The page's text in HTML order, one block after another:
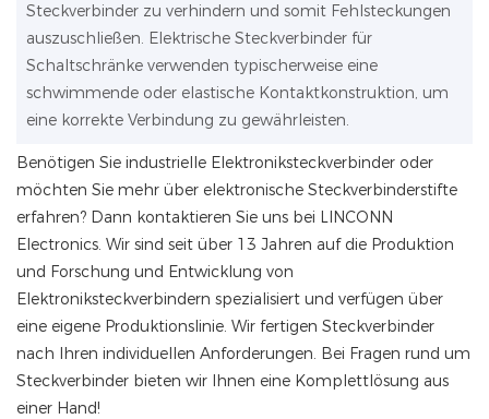
Steckverbinder zu verhindern und somit Fehlsteckungen
auszuschließen. Elektrische Steckverbinder für
Schaltschränke verwenden typischerweise eine
schwimmende oder elastische Kontaktkonstruktion, um
eine korrekte Verbindung zu gewährleisten.
Benötigen Sie industrielle Elektroniksteckverbinder oder
möchten Sie mehr über elektronische Steckverbinderstifte
erfahren? Dann kontaktieren Sie uns bei LINCONN
Electronics. Wir sind seit über 13 Jahren auf die Produktion
und Forschung und Entwicklung von
Elektroniksteckverbindern spezialisiert und verfügen über
eine eigene Produktionslinie. Wir fertigen Steckverbinder
nach Ihren individuellen Anforderungen. Bei Fragen rund um
Steckverbinder bieten wir Ihnen eine Komplettlösung aus
einer Hand!